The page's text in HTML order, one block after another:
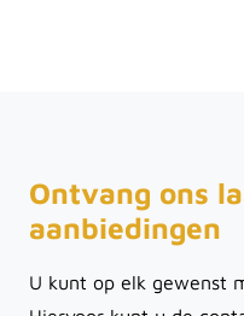
Ontvang ons
aanbiedingen
U kunt op elk gewenst